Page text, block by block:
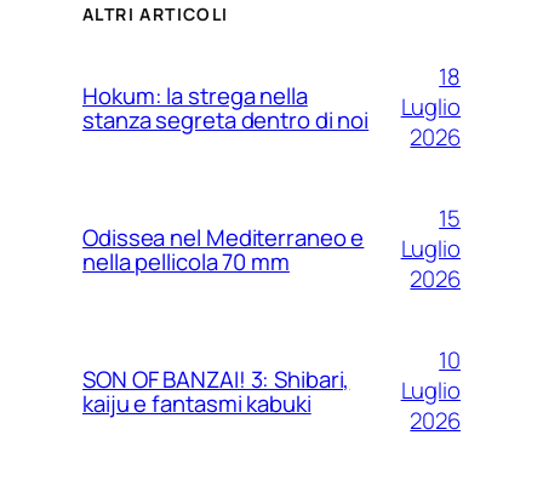
ALTRI ARTICOLI
Hokum: la strega nella
stanza segreta dentro di noi
18
Luglio
2026
Odissea nel Mediterraneo e
nella pellicola 70 mm
15
Luglio
2026
SON OF BANZAI! 3: Shibari,
kaiju e fantasmi kabuki
10
Luglio
2026